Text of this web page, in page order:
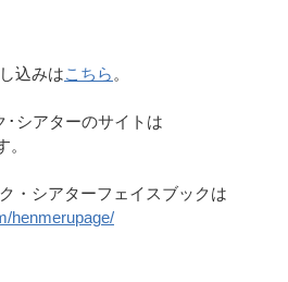
込みはこちら。
シアターのサイトは
・シアターフェイスブックは
henmerupage/